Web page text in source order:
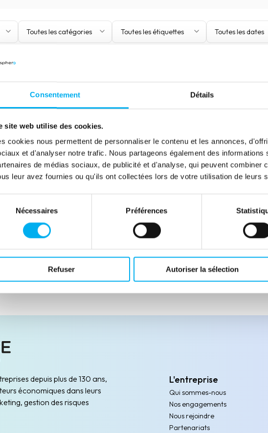
Consentement Détails
site web utilise des cookies.
cookies nous permettent de personnaliser le contenu et les annonces,
et d'analyser notre trafic. Nous partageons également des
de médias sociaux, de publicité et d'analyse, qui peuvent combiner
leur avez fournies ou qu'ils ont collectées lors de votre utilisation de leurs
Nécessaires Préférences
Refuser Autoriser la sélection
Toutes les catégories Toutes les étiquettes Toutes les dates
de la
: quels axes
la France ?
de la
par
classe la France
soit une position
perfectible. Le
à aller plus loin en
corruption, en
Lire la suite
depuis plus de 130 ans,
économiques dans leurs
gestion des risques
L'entreprise
Qui sommes-nous
Nos engagements
Nous rejoindre
Partenariats